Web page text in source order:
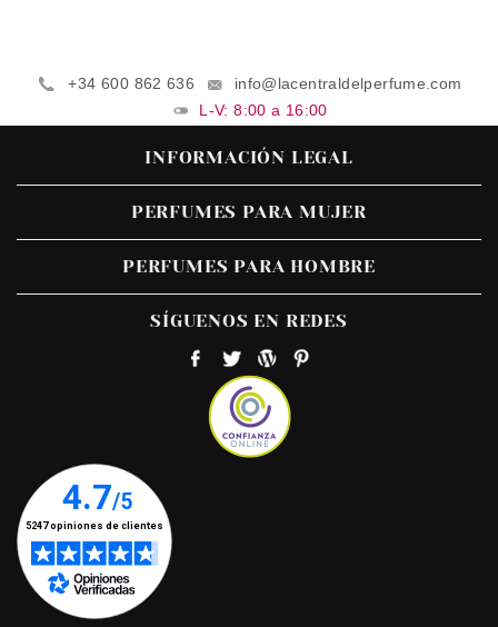
+34 600 862 636
info@lacentraldelperfume.com
L-V: 8:00 a 16:00
INFORMACIÓN LEGAL
PERFUMES PARA MUJER
PERFUMES PARA HOMBRE
SÍGUENOS EN REDES